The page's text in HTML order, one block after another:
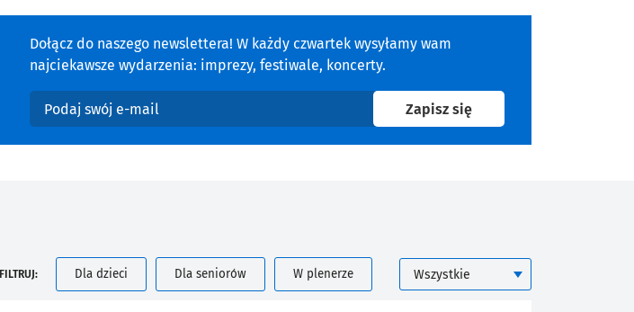
Dołącz do naszego newslettera! W każdy czwartek wysyłamy wam
najciekawsze wydarzenia: imprezy, festiwale, koncerty.
Podaj swój e-mail
Zapisz sięna newsletter
FILTRUJ: Dla dzieci Dla seniorów W plenerze KATEGORIA